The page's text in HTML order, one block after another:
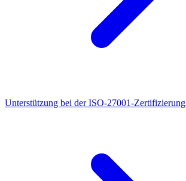
Unterstützung bei der ISO-27001-Zertifizierung